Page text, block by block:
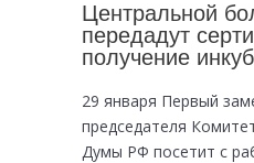
Центральной
передадут
получение
29 января Первый
председателя
Думы РФ посетит с